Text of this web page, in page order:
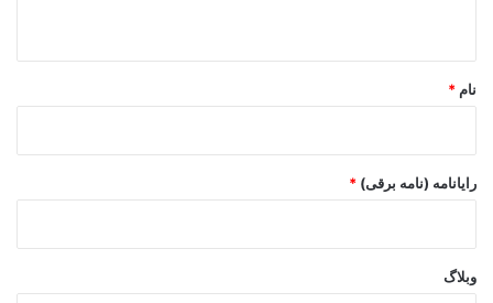
نام *
رایانامه (نامه برقی) *
وبلاگ